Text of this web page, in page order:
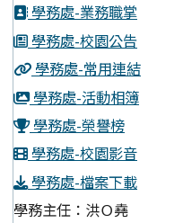
學務處-業務職掌
學務處-校園公告
學務處-常用連結
學務處-活動相簿
學務處-榮譽榜
學務處-校園影音
學務處-檔案下載
學務主任：洪Ｏ堯